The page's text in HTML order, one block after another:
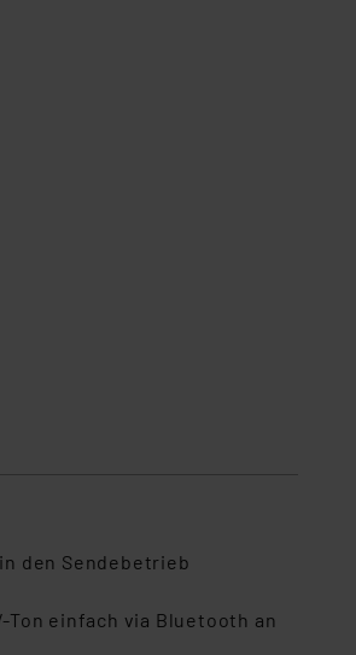
den Sendebetrieb
einfach via Bluetooth an